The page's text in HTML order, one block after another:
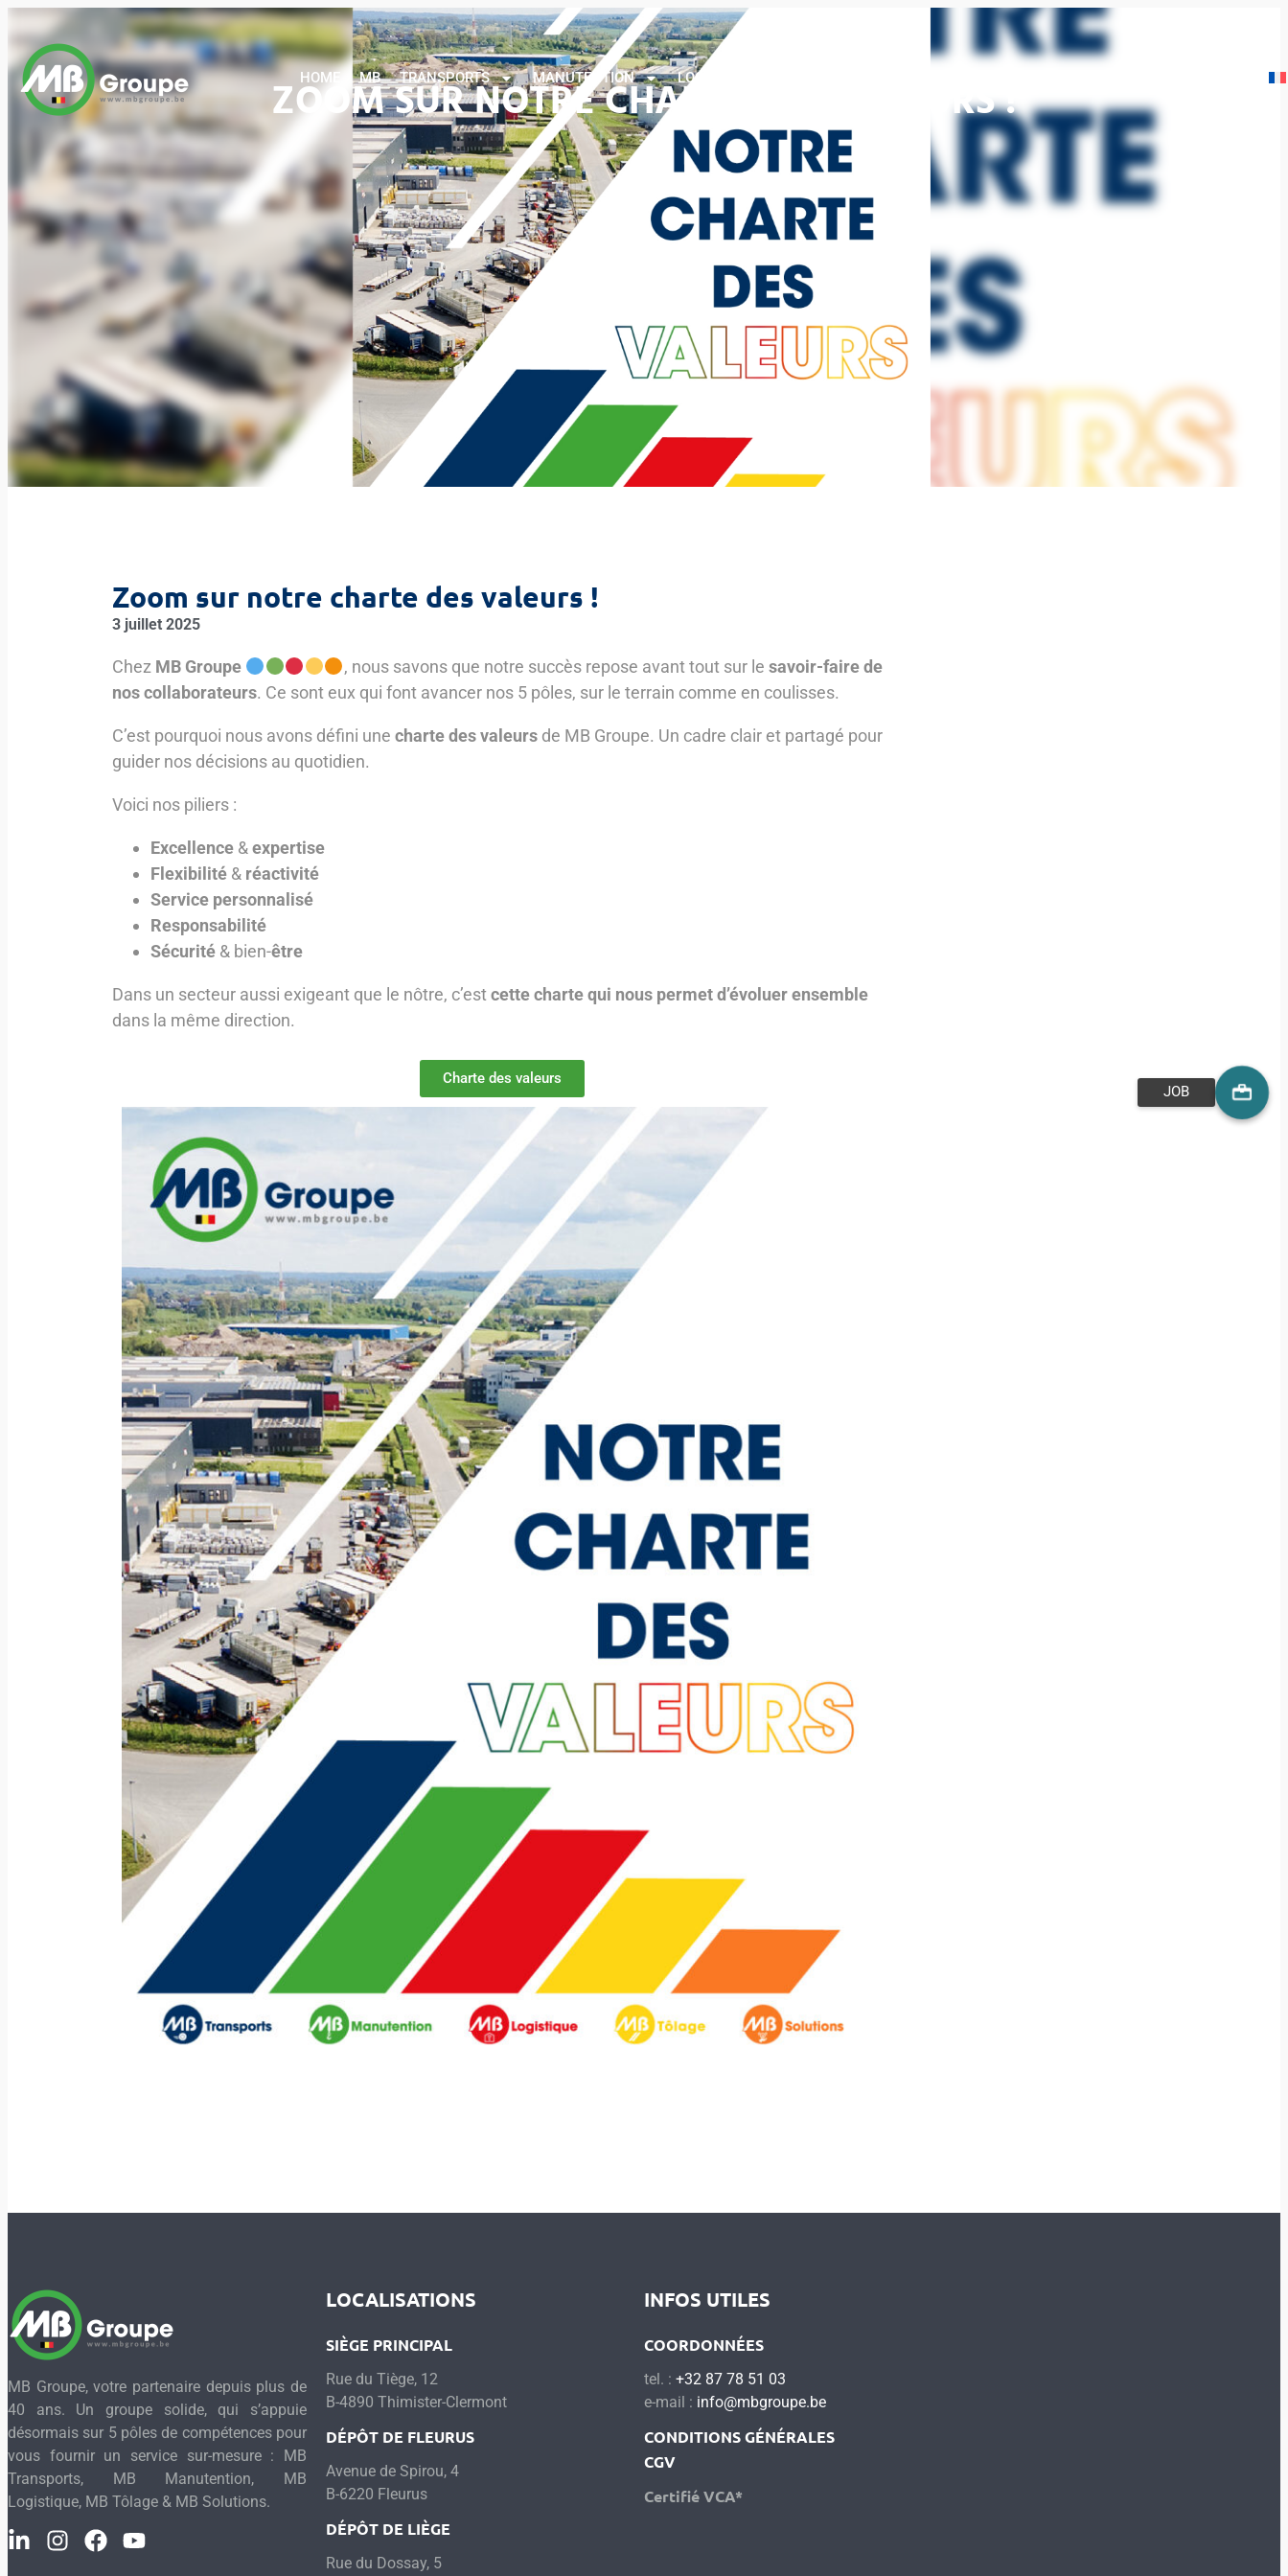
HOME MB TRANSPORTS MANUTENTION LOGISTIQUE
HOME MB TRANSPORTS MANUTENTION LOGISTIQUE SOLUTIONS CATALOGUE A VENDRE
ZOOM SUR NOTRE CHARTE DES VALEURS !
Zoom sur notre charte des valeurs !
3 juillet 2025
Chez MB Groupe , nous savons que notre succès repose avant tout sur le savoir-faire de
nos collaborateurs. Ce sont eux qui font avancer nos 5 pôles, sur le terrain comme en coulisses.
C’est pourquoi nous avons défini une charte des valeurs de MB Groupe. Un cadre clair et partagé pour
guider nos décisions au quotidien.
Voici nos piliers :
Excellence &expertise
Flexibilité & réactivité
Service personnalisé
Responsabilité
Sécurité & bien-être
Dans un secteur aussi exigeant que le nôtre, c’estcette charte qui nous permet d’évoluer ensemble
dans la même direction.
Charte des valeurs
MB Groupe, votre partenaire depuis plus de
40 ans. Un groupe solide, qui s’appuie
désormais sur 5 pôles de compétences pour
vous fournir un service sur-mesure : MB
Transports, MB Manutention, MB
Logistique, MB Tôlage & MB Solutions.
LOCALISATIONS
SIÈGE PRINCIPAL
Rue du Tiège, 12
B-4890 Thimister-Clermont
DÉPÔT DE FLEURUS
Avenue de Spirou, 4
B-6220 Fleurus
DÉPÔT DE LIÈGE
Rue du Dossay, 5
INFOS UTILES
COORDONNÉES
tel. : +32 87 78 51 03
e-mail : info@mbgroupe.be
CONDITIONS GÉNÉRALES
CGV
Certifié VCA*
JOB